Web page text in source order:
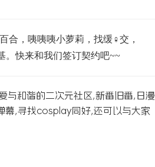
合，咦咦咦小萝莉，找缓♀交，
。快来和我们签订契约吧~~
与和谐的二次元社区,新番旧番,日漫
幕,寻找cosplay同好,还可以与大家